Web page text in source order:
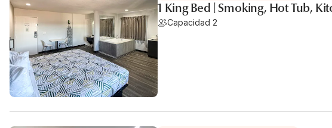
1 King Bed | Smoking, Hot Tub,
Capacidad 2